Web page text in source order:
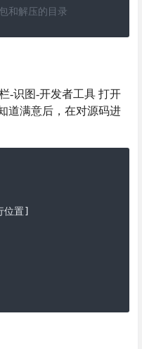
和解压的目录
-识图-开发者工具 打开
道满意后，在对源码进
位置]